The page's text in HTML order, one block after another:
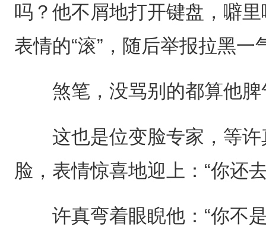
吗？他不屑地打开键盘，噼
表情的“滚”，随后举报拉黑一
煞笔，没骂别的都算他脾
这也是位变脸专家，等许
脸，表情惊喜地迎上：“你还
许真弯着眼睨他：“你不是